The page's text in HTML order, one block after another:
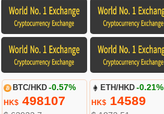
BTC/HKD -0.57%
HK$498107
ETH/HKD -0.21%
HK$ 14589